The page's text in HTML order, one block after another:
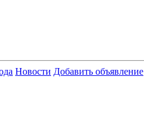
Новости Добавить объявление